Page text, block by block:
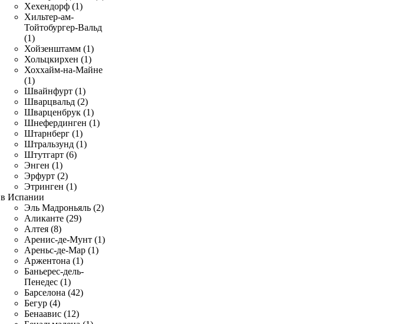
Хехендорф (1)
Хильтер-ам-
Тойтобургер-Вальд
(1)
Хойзенштамм (1)
Хольцкирхен (1)
Хоххайм-на-Майне
(1)
Швайнфурт (1)
Шварцвальд (2)
Шварценбрук (1)
Шнефердинген (1)
Штарнберг (1)
Штральзунд (1)
Штутгарт (6)
Энген (1)
Эрфурт (2)
Этринген (1)
в Испании
Эль Мадроньяль (2)
Аликанте (29)
Алтея (8)
Аренис-де-Мунт (1)
Ареньс-де-Мар (1)
Аржентона (1)
Баньерес-дель-
Пенедес (1)
Барселона (42)
Бегур (4)
Бенаавис (12)